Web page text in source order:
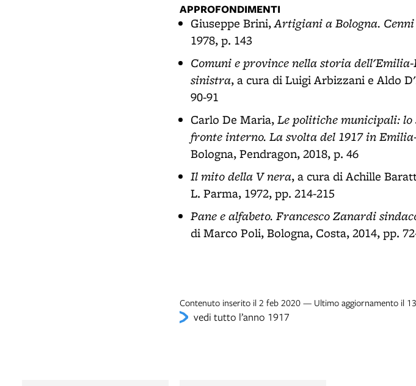
APPROFONDIMENTI
Giuseppe Brini,Artigiani a Bologna.
1978, p. 143
Comuni e province nella storia
sinistra, a cura di Luigi Arbizzani e Aldo
90-91
Carlo De Maria,Le politiche municipali: lo
fronte interno. La svolta del 1917 in
Bologna, Pendragon, 2018, p. 46
Il mito della V nera, a cura di Achille
L. Parma, 1972, pp. 214-215
Pane e alfabeto. Francesco Zanardi
di Marco Poli, Bologna, Costa, 2014, pp.
Contenuto inserito il 2 feb 2020 — Ultimo aggiornamento il
vedi tutto l’anno 1917